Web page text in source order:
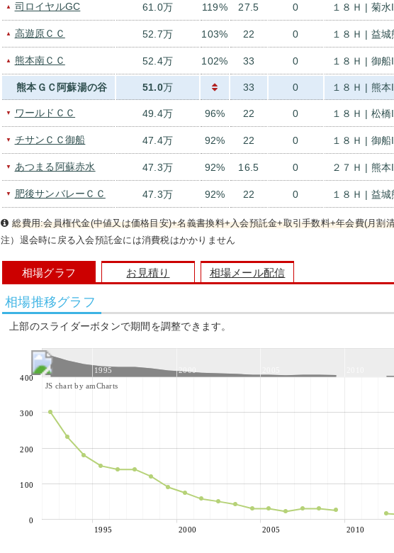
▲ 司ロイヤルGC 61.0万 119% 27.5 0 １８Ｈ | 菊
▲ 高遊原ＣＣ 52.7万 103% 22 0 １８Ｈ | 益
▲ 熊本南ＣＣ 52.4万 102% 33 0 １８Ｈ | 御
熊本ＧＣ阿蘇湯の谷 51.0万 33 0 １８Ｈ | 熊
▼ ワールドＣＣ 49.4万 96% 22 0 １８Ｈ | 松
▼ チサンＣＣ御船 47.4万 92% 22 0 １８Ｈ | 御
▼ あつまる阿蘇赤水 47.3万 92% 16.5 0 ２７Ｈ | 熊
▼ 肥後サンバレーＣＣ 47.3万 92% 22 0 １８Ｈ | 益
総費用:会員権代金(中値又は価格目安)+名義書換料+入会預託金+取引手数料+年会費(月割
注）退会時に戻る入会預託金には消費税はかかりません
相場グラフ お見積り 相場メール配信
相場推移グラフ
上部のスライダーボタンで期間を調整できます。
1995 2000
1995 2000 2005 2010
0
100
200
300
400
JS chart by amCharts